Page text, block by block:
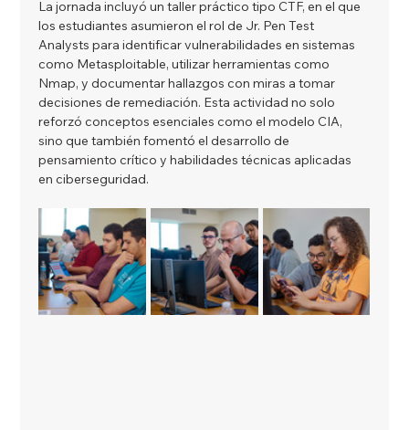
La jornada incluyó un taller práctico tipo CTF, en el que
los estudiantes asumieron el rol de Jr. Pen Test
Analysts para identificar vulnerabilidades en sistemas
como Metasploitable, utilizar herramientas como
Nmap, y documentar hallazgos con miras a tomar
decisiones de remediación. Esta actividad no solo
reforzó conceptos esenciales como el modelo CIA,
sino que también fomentó el desarrollo de
pensamiento crítico y habilidades técnicas aplicadas
en ciberseguridad.